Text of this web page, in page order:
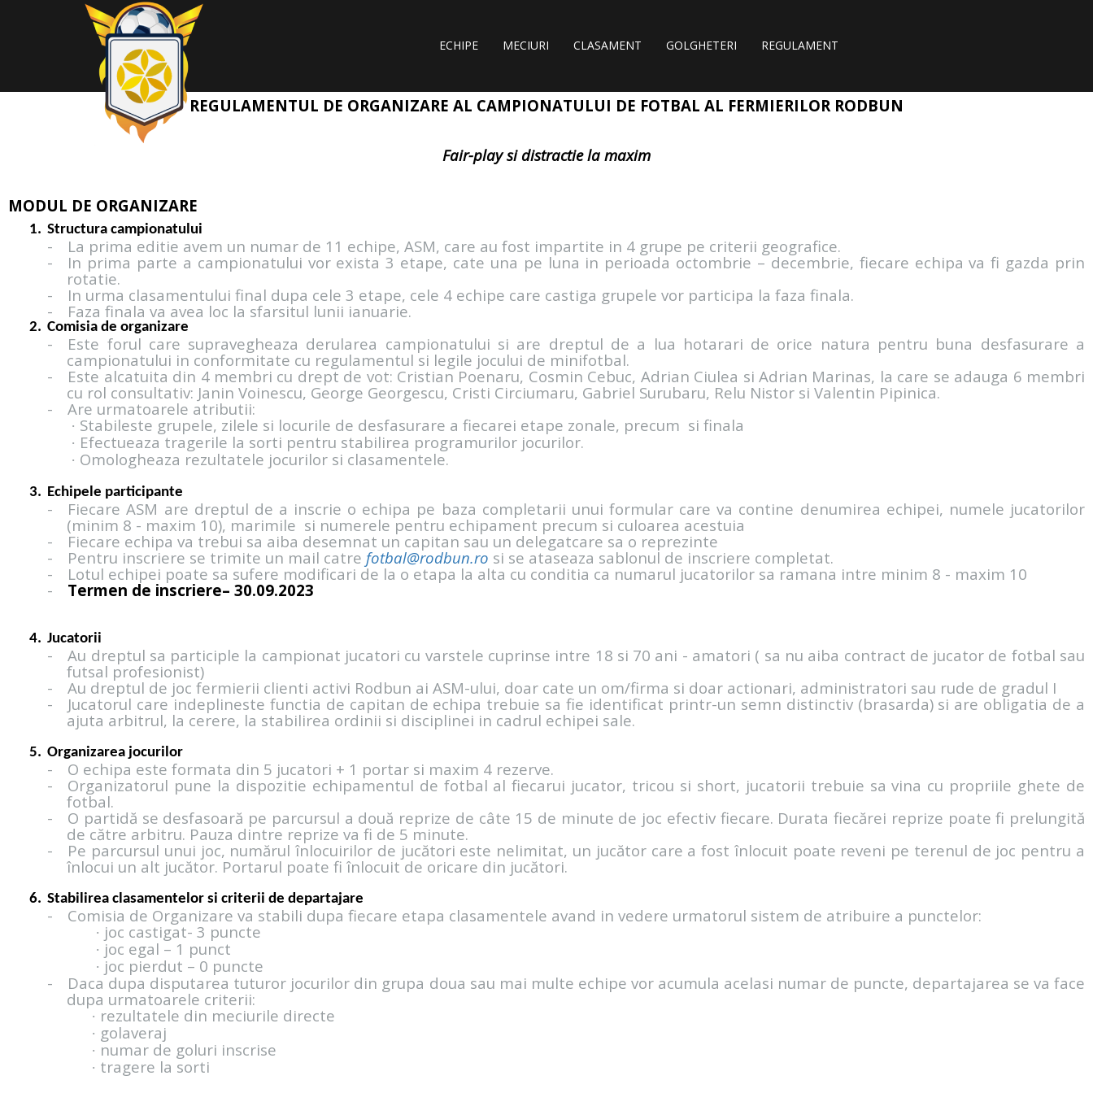
ECHIPE MECIURI CLASAMENT GOLGHETERI REGULAMENT
REGULAMENTUL DE ORGANIZARE AL CAMPIONATULUI DE FOTBAL AL FERMIERILOR RODBUN
Fair-play si distractie la maxim
MODUL DE ORGANIZARE
Structura campionatului
-
La prima editie avem un numar de 11 echipe, ASM, care au fost impartite in 4 grupe pe criterii geografice.
-
In prima parte a campionatului vor exista 3 etape, cate una pe luna in perioada octombrie – decembrie, fiecare echipa va fi gazda prin
rotatie.
-
In urma clasamentului final dupa cele 3 etape, cele 4 echipe care castiga grupele vor participa la faza finala.
-
Faza finala va avea loc la sfarsitul lunii ianuarie.
Comisia de organizare
-
Este forul care supravegheaza derularea campionatului si are dreptul de a lua hotarari de orice natura pentru buna desfasurare a
campionatului in conformitate cu regulamentul si legile jocului de minifotbal.
-
Este alcatuita din 4 membri cu drept de vot: Cristian Poenaru, Cosmin Cebuc, Adrian Ciulea si Adrian Marinas, la care se adauga 6 membri
cu rol consultativ: Janin Voinescu, George Georgescu, Cristi Circiumaru, Gabriel Surubaru, Relu Nistor si Valentin Pipinica.
-
Are urmatoarele atributii:
· Stabileste grupele, zilele si locurile de desfasurare a fiecarei etape zonale, precum si finala
· Efectueaza tragerile la sorti pentru stabilirea programurilor jocurilor.
· Omologheaza rezultatele jocurilor si clasamentele.
Echipele participante
-
Fiecare ASM are dreptul de a inscrie o echipa pe baza completarii unui formular care va contine denumirea echipei, numele jucatorilor
(minim 8 - maxim 10), marimile si numerele pentru echipament precum si culoarea acestuia
-
Fiecare echipa va trebui sa aiba desemnat un capitan sau un delegatcare sa o reprezinte
-
Pentru inscriere se trimite un mail catrefotbal@rodbun.ro si se ataseaza sablonul de inscriere completat.
-
Lotul echipei poate sa sufere modificari de la o etapa la alta cu conditia ca numarul jucatorilor sa ramana intre minim 8 - maxim 10
-
Termen de inscriere– 30.09.2023
Jucatorii
-
Au dreptul sa participle la campionat jucatori cu varstele cuprinse intre 18 si 70 ani - amatori ( sa nu aiba contract de jucator de fotbal sau
futsal profesionist)
-
Au dreptul de joc fermierii clienti activi Rodbun ai ASM-ului, doar cate un om/firma si doar actionari, administratori sau rude de gradul I
-
Jucatorul care indeplineste functia de capitan de echipa trebuie sa fie identificat printr-un semn distinctiv (brasarda) si are obligatia de a
ajuta arbitrul, la cerere, la stabilirea ordinii si disciplinei in cadrul echipei sale.
Organizarea jocurilor
-
O echipa este formata din 5 jucatori + 1 portar si maxim 4 rezerve.
-
Organizatorul pune la dispozitie echipamentul de fotbal al fiecarui jucator, tricou si short, jucatorii trebuie sa vina cu propriile ghete de
fotbal.
-
O partidă se desfasoară pe parcursul a două reprize de câte 15 de minute de joc efectiv fiecare. Durata fiecărei reprize poate fi prelungită
de către arbitru. Pauza dintre reprize va fi de 5 minute.
-
Pe parcursul unui joc, numărul înlocuirilor de jucători este nelimitat, un jucător care a fost înlocuit poate reveni pe terenul de joc pentru a
înlocui un alt jucător. Portarul poate fi înlocuit de oricare din jucători.
Stabilirea clasamentelor si criterii de departajare
- Comisia de Organizare va stabili dupa fiecare etapa clasamentele avand in vedere urmatorul sistem de atribuire a punctelor:
· joc castigat- 3 puncte
· joc egal – 1 punct
· joc pierdut – 0 puncte
-
Daca dupa disputarea tuturor jocurilor din grupa doua sau mai multe echipe vor acumula acelasi numar de puncte, departajarea se va face
dupa urmatoarele criterii:
· rezultatele din meciurile directe
· golaveraj
· numar de goluri inscrise
· tragere la sorti